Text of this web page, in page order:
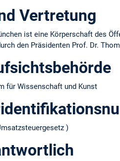
Vertretung
ist eine Körperschaft des
den Präsidenten Prof. Dr.
für Wissenschaft und Kunst
)